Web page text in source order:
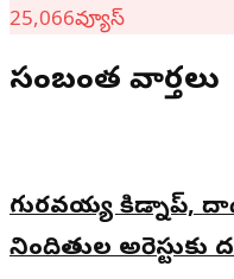
25,066వ్యూస్
సంబంధిత వార్తలు
గురవయ్య కిడ్నాప్,
నిందితుల